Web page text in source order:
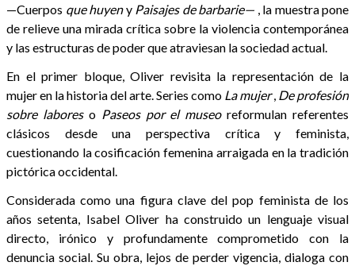
—Cuerpos que huyeny Paisajes de barbarie— , la muestra pone
de relieve una mirada crítica sobre la violencia contemporánea
y las estructuras de poder que atraviesan la sociedad actual.
En el primer bloque, Oliver revisita la representación de la
mujer en la historia del arte. Series como La mujer, De profesión
sobre laboreso Paseos por el museoreformulan referentes
clásicos desde una perspectiva crítica y feminista,
cuestionando la cosificación femenina arraigada en la tradición
pictórica occidental.
Considerada como una figura clave del pop feminista de los
años setenta, Isabel Oliver ha construido un lenguaje visual
directo, irónico y profundamente comprometido con la
denuncia social. Su obra, lejos de perder vigencia, dialoga con